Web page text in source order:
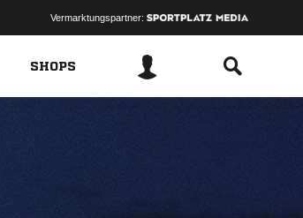
Vermarktungspartner:
SHOPS